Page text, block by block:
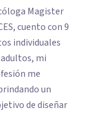
Magister
cuento con 9
individuales
mi
me
un
de diseñar